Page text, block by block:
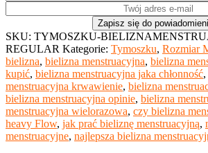
SKU: TYMOSZKU-
REGULAR Kategorie: Tymoszku, Rozmiar
bielizna, bielizna menstruacyjna, bielizna
kupić, bielizna menstruacyjna jaka chłonność,
menstruacyjna krwawienie, bielizna
bielizna menstruacyjna opinie, bielizna
menstruacyjna wielorazowa, czy bielizna
heavy Flow, jak prać bieliznę menstruacyjną,
menstruacyjne, najlepsza bielizna